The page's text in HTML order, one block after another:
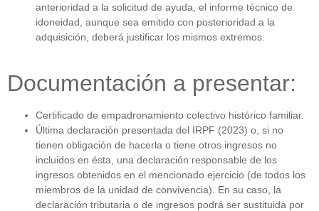
anterioridad a la solicitud de ayuda, el informe técnico de
idoneidad, aunque sea emitido con posterioridad a la
adquisición, deberá justificar los mismos extremos.
Documentación a presentar:
Certificado de empadronamiento colectivo histórico familiar.
Última declaración presentada del IRPF (2023) o, si no
tienen obligación de hacerla o tiene otros ingresos no
incluidos en ésta, una declaración responsable de los
ingresos obtenidos en el mencionado ejercicio (de todos los
miembros de la unidad de convivencia). En su caso, la
declaración tributaria o de ingresos podrá ser sustituida por